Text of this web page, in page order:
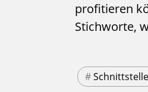
profitieren
Stichworte,
#